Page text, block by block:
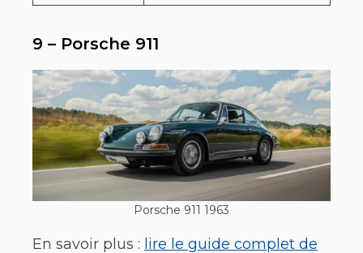
9 – Porsche 911
Porsche 911 1963
En savoir plus : lire le guide complet de